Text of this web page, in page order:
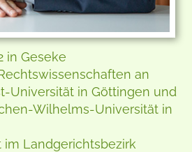
in Geseke
an
Universität in Göttingen und
Wilhelms-Universität in
im Landgerichtsbezirk